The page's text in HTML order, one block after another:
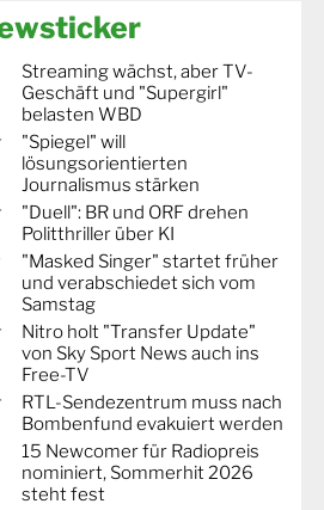
Streaming wächst, aber TV-
Geschäft und "Supergirl"
belasten WBD
"Spiegel" will
lösungsorientierten
Journalismus stärken
"Duell": BR und ORF drehen
Politthriller über KI
"Masked Singer" startet früher
und verabschiedet sich vom
Samstag
Nitro holt "Transfer Update"
von Sky Sport News auch ins
Free-TV
RTL-Sendezentrum muss nach
Bombenfund evakuiert werden
15 Newcomer für Radiopreis
nominiert, Sommerhit 2026
steht fest